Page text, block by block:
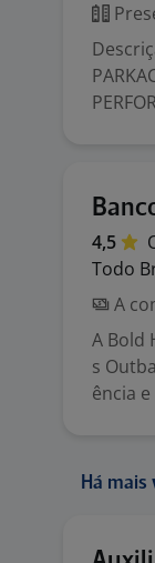
4,5
Todo
A
A Bold
s
ência
Há mais